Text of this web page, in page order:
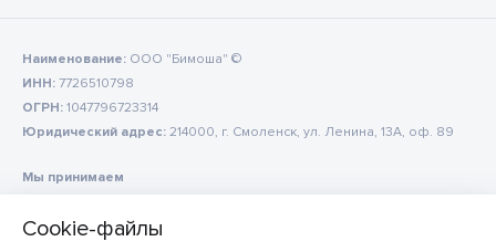
Наименование: ООО "Бимоша" ©
ИНН: 7726510798
ОГРН: 1047796723314
Юридический адрес: 214000, г. Смоленск, ул. Ленина, 13А, оф. 89
Мы принимаем